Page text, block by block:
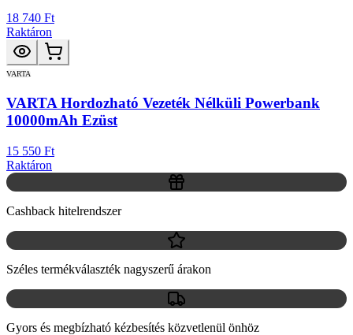
18 740 Ft
Raktáron
VARTA
VARTA Hordozható Vezeték Nélküli Powerbank
10000mAh Ezüst
15 550 Ft
Raktáron
Cashback hitelrendszer
Széles termékválaszték nagyszerű árakon
Gyors és megbízható kézbesítés közvetlenül önhöz